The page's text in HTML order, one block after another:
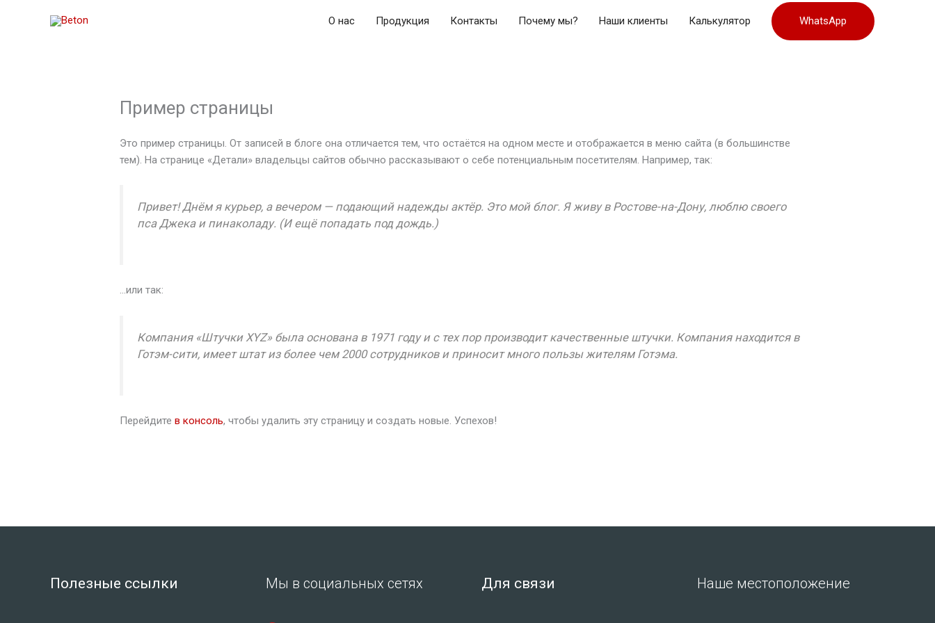
О нас Продукция Контакты Почему мы? Наши клиенты Калькулятор WhatsApp
Пример страницы
Это пример страницы. От записей в блоге она отличается тем, что остаётся на одном месте и отображается в меню сайта (в большинстве
тем). На странице «Детали» владельцы сайтов обычно рассказывают о себе потенциальным посетителям. Например, так:
Привет! Днём я курьер, а вечером — подающий надежды актёр. Это мой блог. Я живу в Ростове-на-Дону, люблю своего
пса Джека и пинаколаду. (И ещё попадать под дождь.)
…или так:
Компания «Штучки XYZ» была основана в 1971 году и с тех пор производит качественные штучки. Компания находится в
Готэм-сити, имеет штат из более чем 2000 сотрудников и приносит много пользы жителям Готэма.
Перейдитев консоль, чтобы удалить эту страницу и создать новые. Успехов!
Полезные ссылки Мы в социальных сетях Для связи Наше местоположение